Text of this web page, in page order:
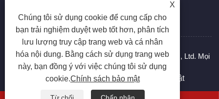
Bản quyền © 2025 Chiết Giang Hanxin Cookware Co., Ltd. Mọi
quyền được bảo lưu.
LinksSitemapRSSXMLChính sách bảo mật
X
Chúng tôi sử dụng cookie để cung cấp cho
bạn trải nghiệm duyệt web tốt hơn, phân tích
lưu lượng truy cập trang web và cá nhân
hóa nội dung. Bằng cách sử dụng trang web
này, bạn đồng ý với việc chúng tôi sử dụng
cookie.Chính sách bảo mật